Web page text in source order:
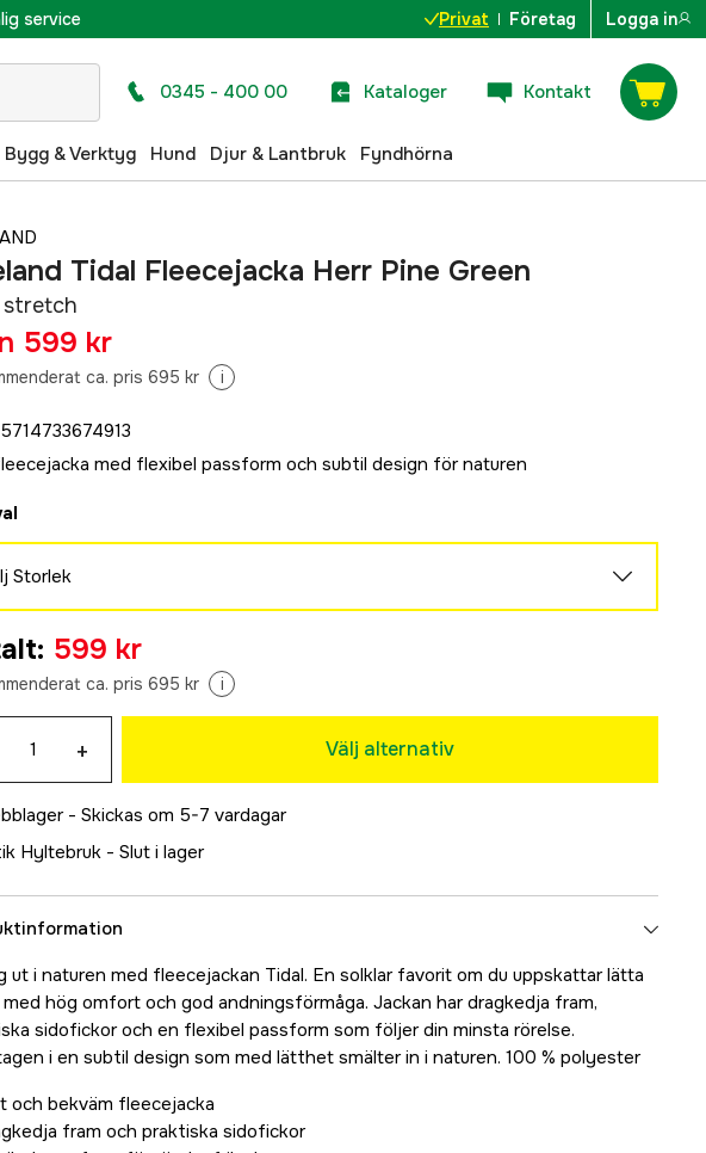
service Privat Företag Logga in
0345 - 400 00 Kataloger Kontakt
Bygg & Verktyg Hund Djur & Lantbruk Fyndhörna
Tidal Fleecejacka Herr Pine Green
stretch
599 kr
ca. pris 695 kr i
5714733674913
med flexibel passform och subtil design för naturen
Storlek
599 kr
599 kr
599 kr
599 kr
599 kr
599 kr
599 kr
599 kr
: 599 kr
ca. pris 695 kr i
+ Välj alternativ
- Skickas om 5-7 vardagar
Hyltebruk - Slut i lager
ut i naturen med fleecejackan Tidal. En solklar favorit om du uppskattar lätta
hög omfort och god andningsförmåga. Jackan har dragkedja fram,
sidofickor och en flexibel passform som följer din minsta rörelse.
i en subtil design som med lätthet smälter in i naturen. 100 % polyester
och bekväm fleecejacka
fram och praktiska sidofickor